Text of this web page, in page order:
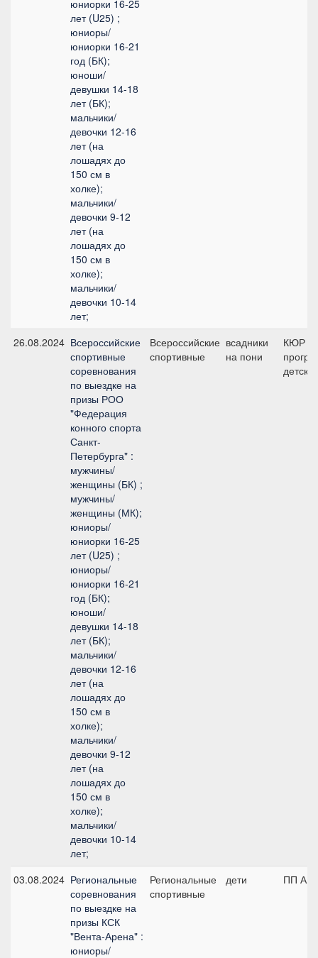
юниорки 16-25
лет (U25) ;
юниоры/
юниорки 16-21
год (БК);
юноши/
девушки 14-18
лет (БК);
мальчики/
девочки 12-16
лет (на
лошадях до
150 см в
холке);
мальчики/
девочки 9-12
лет (на
лошадях до
150 см в
холке);
мальчики/
девочки 10-14
лет;
26.08.2024 Всероссийские
спортивные
соревнования
по выездке на
призы РОО
"Федерация
конного спорта
Санкт-
Петербурга" :
мужчины/
женщины (БК) ;
мужчины/
женщины (МК);
юниоры/
юниорки 16-25
лет (U25) ;
юниоры/
юниорки 16-21
год (БК);
юноши/
девушки 14-18
лет (БК);
мальчики/
девочки 12-16
лет (на
лошадях до
150 см в
холке);
мальчики/
девочки 9-12
лет (на
лошадях до
150 см в
холке);
мальчики/
девочки 10-14
лет;
Всероссийские
спортивные
всадники
на пони
КЮР
03.08.2024 Региональные
соревнования
по выездке на
призы КСК
"Вента-Арена" :
юниоры/
Региональные
спортивные
дети ПП А,